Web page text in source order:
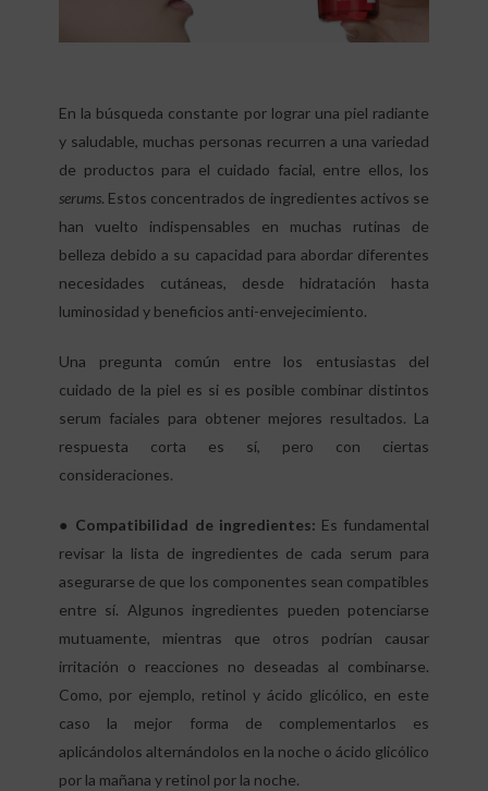
En la búsqueda constante por lograr una piel radiante
y saludable, muchas personas recurren a una variedad
de productos para el cuidado facial, entre ellos, los
serums. Estos concentrados de ingredientes activos se
han vuelto indispensables en muchas rutinas de
belleza debido a su capacidad para abordar diferentes
necesidades cutáneas, desde hidratación hasta
luminosidad y beneficios anti-envejecimiento.
Una pregunta común entre los entusiastas del
cuidado de la piel es si es posible combinar distintos
serum faciales para obtener mejores resultados. La
respuesta corta es sí, pero con ciertas
consideraciones.
● Compatibilidad de ingredientes: Es fundamental
revisar la lista de ingredientes de cada serum para
asegurarse de que los componentes sean compatibles
entre sí. Algunos ingredientes pueden potenciarse
mutuamente, mientras que otros podrían causar
irritación o reacciones no deseadas al combinarse.
Como, por ejemplo, retinol y ácido glicólico, en este
caso la mejor forma de complementarlos es
aplicándolos alternándolos en la noche o ácido glicólico
por la mañana y retinol por la noche.